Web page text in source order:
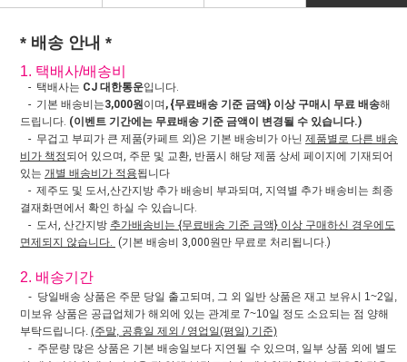
* 배송 안내 *
1. 택배사/배송비
- 택배사는 CJ 대한통운입니다.
- 기본 배송비는3,000원이며 , {무료배송 기준 금액} 이상 구매시 무료 배송해
드립니다. (이벤트 기간에는 무료배송 기준 금액이 변경될 수 있습니다.)
- 무겁고 부피가 큰 제품(카페트 외)은 기본 배송비가 아닌 제품별로 다른 배송
비가 책정되어 있으며, 주문 및 교환, 반품시 해당 제품 상세 페이지에 기재되어
있는 개별 배송비가 적용됩니다
- 제주도 및 도서,산간지방 추가 배송비 부과되며, 지역별 추가 배송비는 최종
결재화면에서 확인 하실 수 있습니다.
- 도서, 산간지방 추가배송비는 {무료배송 기준 금액} 이상 구매하신 경우에도
면제되지 않습니다. (기본 배송비 3,000원만 무료로 처리됩니다.)
2. 배송기간
- 당일배송 상품은 주문 당일 출고되며, 그 외 일반 상품은 재고 보유시 1~2일,
미보유 상품은 공급업체가 해외에 있는 관계로 7~10일 정도 소요되는 점 양해
부탁드립니다. (주말, 공휴일 제외 / 영업일(평일) 기준)
- 주문량 많은 상품은 기본 배송일보다 지연될 수 있으며, 일부 상품 외에 별도